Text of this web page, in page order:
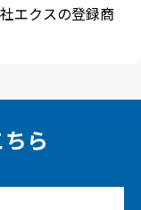
エクスの登録商
ら